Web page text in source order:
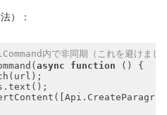
）：
内で非同期（これを避けまし
async function ( )